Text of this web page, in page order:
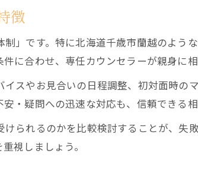
ならではの出会いのチャンス拡大術
との併用で出会いを最大化するコツ
など相談所の独自サポート活用術
できる結婚相談所の特徴
なルールが安心感を生む理由
安心できる証明書提出の仕組み
が女性目線で選ばれるポイント
相談が婚活スタートに役立つ理由
徴
」です。特に北海道千歳市蘭越のよう
に合わせ、専任カウンセラーが親身に相
スやお見合いの日程調整、初対面時の
・疑問への迅速な対応も、信頼できる相
られるのかを比較検討することが、失
視しましょう。